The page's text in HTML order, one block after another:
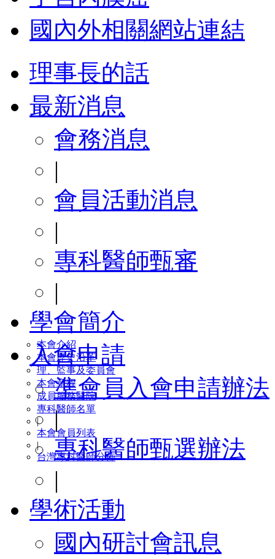
國內外相關網站連結
理事長的話
最新消息
會務消息
|
會員活動消息
|
專科醫師甄審
|
學會簡介
本會介紹
本會歷史沿革
理、監事及委員會
本會章程
成員服務醫院
專科醫師名單
|
本會會員列表
|
台灣專科醫師分佈
入會申請
準會員入會申請辦法
|
專科醫師甄選辦法
|
學術活動
國內研討會訊息